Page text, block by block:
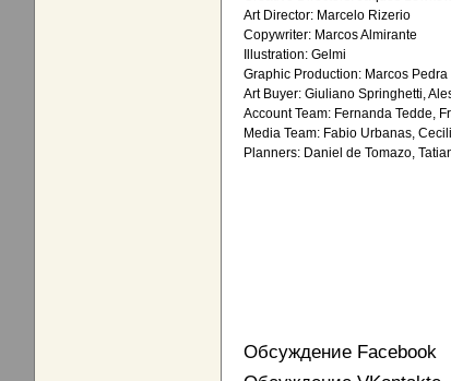
Art Director: Marcelo Rizerio
Copywriter: Marcos Almirante
Illustration: Gelmi
Graphic Production: Marcos Pedra
Art Buyer: Giuliano Springhetti,
Account Team: Fernanda Tedde,
Media Team: Fabio Urbanas,
Planners: Daniel de Tomazo,
Обсуждение Facebook